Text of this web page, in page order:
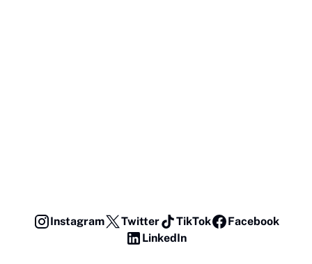
Instagram Twitter TikTok
Facebook
LinkedIn